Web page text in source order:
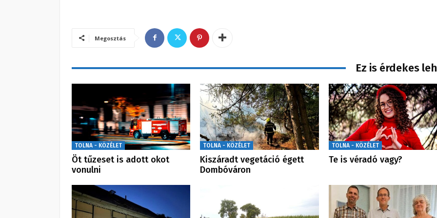
Megosztás
Ez is érdekes
TOLNA - KÖZÉLET
Öt tűzeset is adott okot
vonulni
TOLNA - KÖZÉLET
Kiszáradt vegetáció égett
Dombóváron
TOLNA - KÖZÉLET
Te is véradó vagy?